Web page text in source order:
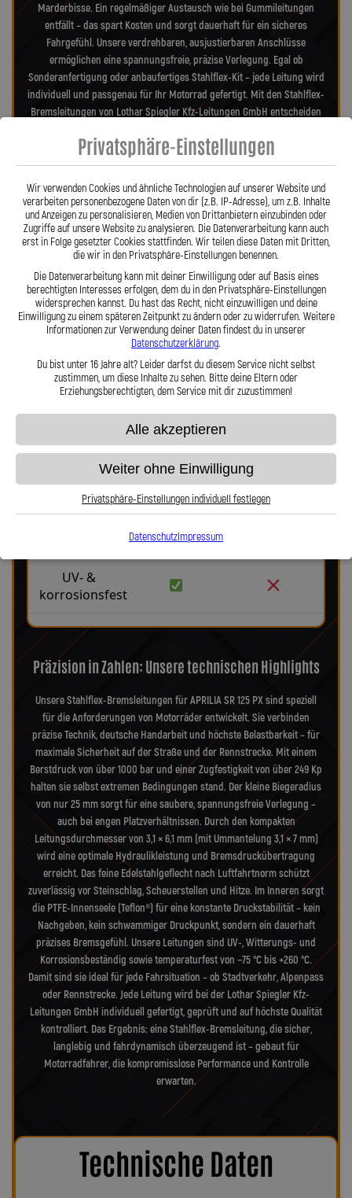
Stahlflex vs. Gummi
Fakten Stahlflex Gummi
Robust &
langlebig
Kein
Aufblähen
unter Druck
UV- &
korrosionsfest
Marderbisse. Ein regelmäßiger Austausch wie bei Gummileitungen
entfällt – das spart Kosten und sorgt dauerhaft für ein sicheres
Fahrgefühl. Unsere verdrehbaren, ausjustierbaren Anschlüsse
ermöglichen eine spannungsfreie, präzise Verlegung. Egal ob
Sonderanfertigung oder anbaufertiges Stahlflex-Kit – jede Leitung wird
individuell und passgenau für Ihr Motorrad gefertigt. Mit den Stahlflex-
Bremsleitungen von Lothar Spiegler Kfz-Leitungen GmbH entscheiden
Produkt, das hält, was es verspricht – für eine dauerhafte, spürbare
Verbesserung Ihres Bremsgefühls.
Hier zu unserem Video „Stahlflex vs. Gummi“
Präzision in Zahlen: Unsere technischen Highlights
Unsere Stahlflex-Bremsleitungen für APRILIA SR 125 PX sind speziell
für die Anforderungen von Motorräder entwickelt. Sie verbinden
präzise Technik, deutsche Handarbeit und höchste Belastbarkeit – für
maximale Sicherheit auf der Straße und der Rennstrecke. Mit einem
Berstdruck von über 1000 bar und einer Zugfestigkeit von über 249 Kp
halten sie selbst extremen Bedingungen stand. Der kleine Biegeradius
von nur 25 mm sorgt für eine saubere, spannungsfreie Verlegung –
auch bei engen Platzverhältnissen. Durch den kompakten
Leitungsdurchmesser von 3,1 × 6,1 mm (mit Ummantelung 3,1 × 7 mm)
wird eine optimale Hydraulikleistung und Bremsdruckübertragung
erreicht. Das feine Edelstahlgeflecht nach Luftfahrtnorm schützt
zuverlässig vor Steinschlag, Scheuerstellen und Hitze. Im Inneren sorgt
die PTFE-Innenseele (Teflon®) für eine konstante Druckstabilität – kein
Nachgeben, kein schwammiger Druckpunkt, sondern ein dauerhaft
präzises Bremsgefühl. Unsere Leitungen sind UV-, Witterungs- und
Korrosionsbeständig sowie temperaturfest von −75 °C bis +260 °C.
Damit sind sie ideal für jede Fahrsituation – ob Stadtverkehr, Alpenpass
oder Rennstrecke. Jede Leitung wird bei der Lothar Spiegler Kfz-
Leitungen GmbH individuell gefertigt, geprüft und auf höchste Qualität
kontrolliert. Das Ergebnis: eine Stahlflex-Bremsleitung, die sicher,
langlebig und fahrdynamisch überzeugend ist – gebaut für
Motorradfahrer, die kompromisslose Performance und Kontrolle
erwarten.
Technische Daten
Privatsphäre-Einstellungen
Wir verwenden Cookies und ähnliche Technologien auf unserer Website und
verarbeiten personenbezogene Daten von dir (z.B. IP-Adresse), um z.B. Inhalte
und Anzeigen zu personalisieren, Medien von Drittanbietern einzubinden oder
Zugriffe auf unsere Website zu analysieren. Die Datenverarbeitung kann auch
erst in Folge gesetzter Cookies stattfinden. Wir teilen diese Daten mit Dritten,
die wir in den Privatsphäre-Einstellungen benennen.
Die Datenverarbeitung kann mit deiner Einwilligung oder auf Basis eines
berechtigten Interesses erfolgen, dem du in den Privatsphäre-Einstellungen
widersprechen kannst. Du hast das Recht, nicht einzuwilligen und deine
Einwilligung zu einem späteren Zeitpunkt zu ändern oder zu widerrufen. Weitere
Informationen zur Verwendung deiner Daten findest du in unserer
Datenschutzerklärung.
Du bist unter 16 Jahre alt? Leider darfst du diesem Service nicht selbst
zustimmen, um diese Inhalte zu sehen. Bitte deine Eltern oder
Erziehungsberechtigten, dem Service mit dir zuzustimmen!
Alle akzeptieren
Weiter ohne Einwilligung
Privatsphäre-Einstellungen individuell festlegen
DatenschutzImpressum